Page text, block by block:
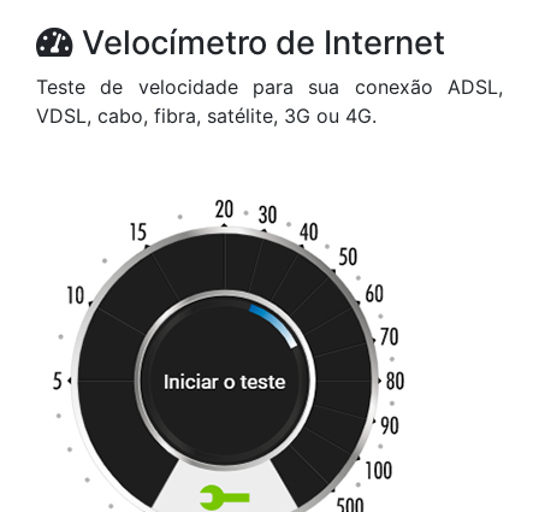
Velocímetro de Internet
Teste de velocidade para sua conexão ADSL,
VDSL, cabo, fibra, satélite, 3G ou 4G.